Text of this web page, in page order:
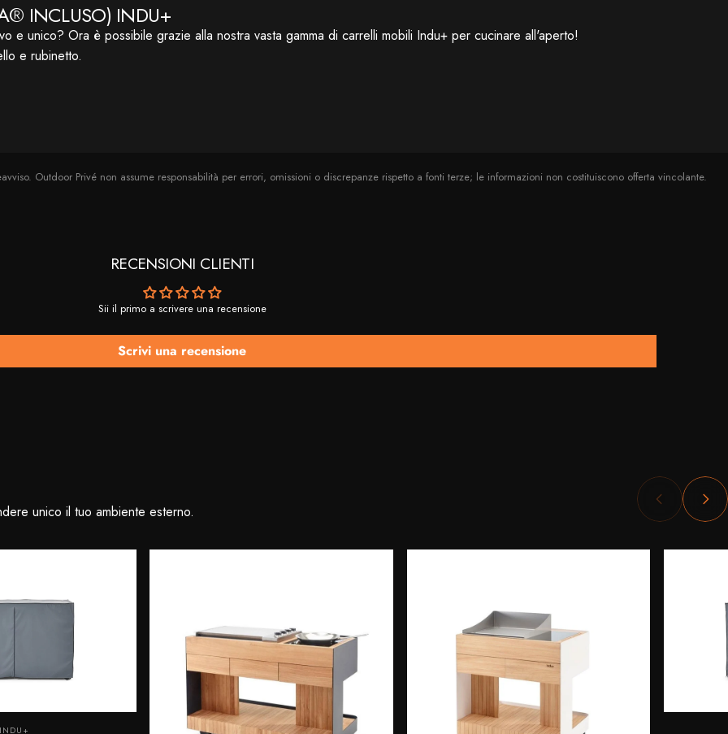
INCLUSO) INDU+
e unico? Ora è possibile grazie alla nostra vasta gamma di carrelli mobili Indu+ per cucinare all'aperto!
e rubinetto.
Outdoor Privé non assume responsabilità per errori, omissioni o discrepanze rispetto a fonti terze; le informazioni non costituiscono offerta vincolante.
RECENSIONI CLIENTI
Sii il primo a scrivere una recensione
Scrivi una recensione
unico il tuo ambiente esterno.
Fornitore:
INDU+